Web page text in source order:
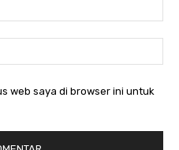
web saya di browser ini untuk